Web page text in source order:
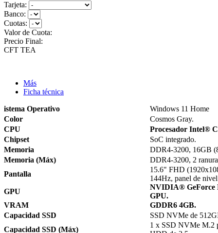
Tarjeta:
Banco:
Cuotas:
Valor de Cuota:
Precio Final:
CFT TEA
Más
Ficha técnica
istema Operativo
Windows 11 Home
Color
Cosmos Gray.
CPU
Procesador Intel®
Chipset
SoC integrado.
Memoria
DDR4-3200, 16GB
Memoria (Máx)
DDR4-3200, 2
Pantalla
15.6" FHD
144Hz, panel de
GPU
NVIDIA® GeForce
GPU.
VRAM
GDDR6 4GB.
Capacidad SSD
SSD NVMe de
Capacidad SSD (Máx)
1 x SSD NVMe M.2